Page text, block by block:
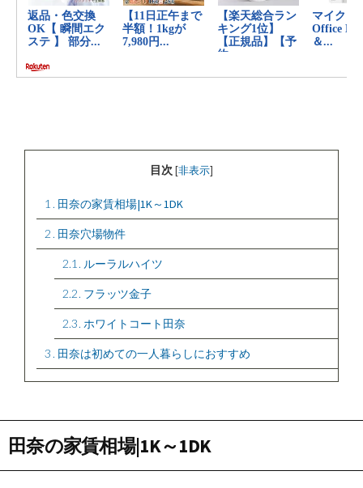
目次 [非表示]
1 田奈の家賃相場|1K～1DK
2 田奈穴場物件
2.1 ルーラルハイツ
2.2 フラッツ金子
2.3 ホワイトコート田奈
3 田奈は初めての一人暮らしにおすすめ
田奈の家賃相場|1K～1DK